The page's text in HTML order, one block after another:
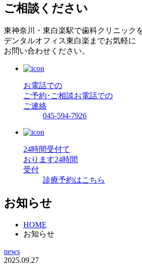
ご相談ください
東神奈川・東白楽駅で歯科クリニック
デンタルオフィス東白楽までお気軽に
お問い合わせください。
お電話での
ご予約･ご相談お電話での
ご連絡
045-594-7926
24時間受付て
おります24時間
受付
診療予約はこちら
お知らせ
HOME
お知らせ
news
2025.09.27